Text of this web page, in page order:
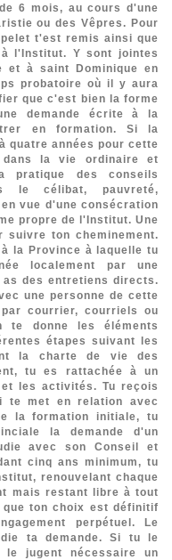
6 mois, au cours d'une
ou des Vêpres. Pour
t'est remis ainsi que
l'Institut. Y sont jointes
et à saint Dominique en
probatoire où il y aura
que c'est bien la forme
demande écrite à la
en formation. Si la
quatre années pour cette
la vie ordinaire et
des conseils
le célibat, pauvreté,
vue d'une consécration
propre de l'Institut. Une
suivre ton cheminement.
la Province à laquelle tu
localement par une
as des entretiens directs.
une personne de cette
courrier, courriels ou
te donne les éléments
étapes suivant les
la charte de vie des
tu es rattachée à un
les activités. Tu reçois
te met en relation avec
la formation initiale, tu
la demande d'un
avec son Conseil et
cinq ans minimum, tu
renouvelant chaque
mais restant libre à tout
ton choix est définitif
perpétuel. Le
ta demande. Si tu le
jugent nécessaire un